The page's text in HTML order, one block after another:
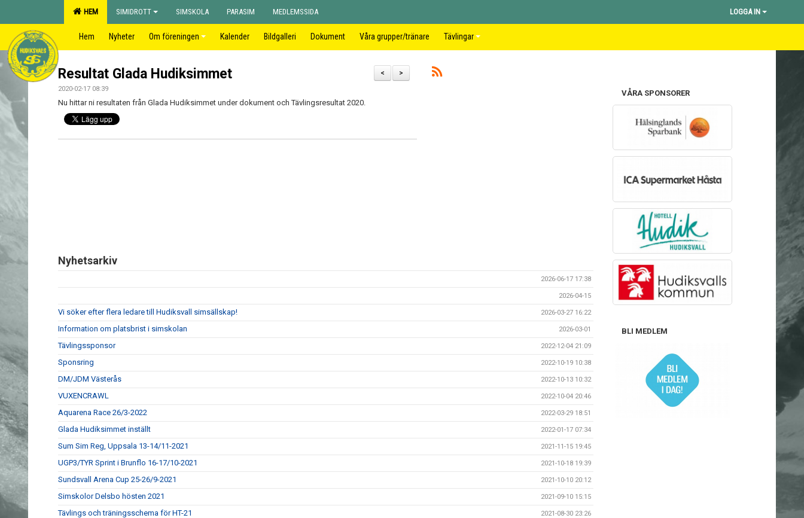
HEM SIMIDROTT SIMSKOLA PARASIM MEDLEMSSIDA LOGGA IN
Hem Nyheter Om föreningen Kalender Bildgalleri Dokument Våra grupper/tränare Tävlingar
>
<
Resultat Glada Hudiksimmet
2020-02-17 08:39
Nu hittar ni resultaten från Glada Hudiksimmet under dokument och Tävlingsresultat 2020.
Nyhetsarkiv
2026-06-17 17:38
2026-04-15
Vi söker efter flera ledare till Hudiksvall simsällskap! 2026-03-27 16:22
Information om platsbrist i simskolan 2026-03-01
Tävlingssponsor 2022-12-04 21:09
Sponsring 2022-10-19 10:38
DM/JDM Västerås 2022-10-13 10:32
VUXENCRAWL 2022-10-04 20:46
Aquarena Race 26/3-2022 2022-03-29 18:51
Glada Hudiksimmet inställt 2022-01-17 07:34
Sum Sim Reg, Uppsala 13-14/11-2021 2021-11-15 19:45
UGP3/TYR Sprint i Brunflo 16-17/10-2021 2021-10-18 19:39
Sundsvall Arena Cup 25-26/9-2021 2021-10-10 20:12
Simskolor Delsbo hösten 2021 2021-09-10 15:15
Tävlings och träningsschema för HT-21 2021-08-30 23:26
VÅRA SPONSORER
BLI MEDLEM